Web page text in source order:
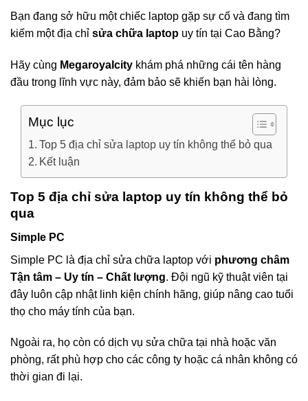
Bạn đang sở hữu một chiếc laptop gặp sự cố và đang tìm
kiếm một địa chỉ sửa chữa laptop uy tín tại Cao Bằng?
Hãy cùng Megaroyalcity khám phá những cái tên hàng
đầu trong lĩnh vực này, đảm bảo sẽ khiến bạn hài lòng.
Mục lục
Top 5 địa chỉ sửa laptop uy tín không thể bỏ qua
Kết luận
Top 5 địa chỉ sửa laptop uy tín không thể bỏ
qua
Simple PC
Simple PC là địa chỉ sửa chữa laptop với phương châm
Tận tâm – Uy tín – Chất lượng. Đội ngũ kỹ thuật viên tại
đây luôn cập nhật linh kiện chính hãng, giúp nâng cao tuổi
thọ cho máy tính của bạn.
Ngoài ra, họ còn có dịch vụ sửa chữa tại nhà hoặc văn
phòng, rất phù hợp cho các công ty hoặc cá nhân không có
thời gian đi lại.